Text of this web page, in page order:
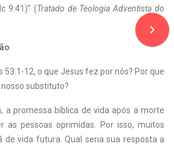
9:41)” (Tratado de Teologia Adventista do
53:1-12, o que Jesus fez por nós? Por que
substituto?
a promessa bíblica de vida após a morte
as pessoas oprimidas. Por isso, muitos
de vida futura. Qual seria sua resposta a
navigate_next